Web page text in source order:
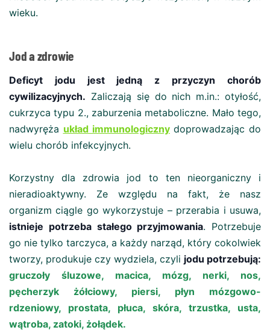
wieku.
Jod a zdrowie
Deficyt jodu jest jedną z przyczyn chorób
cywilizacyjnych. Zaliczają się do nich m.in.: otyłość,
cukrzyca typu 2., zaburzenia metaboliczne. Mało tego,
nadwyręża układ immunologicznydoprowadzając do
wielu chorób infekcyjnych.
Korzystny dla zdrowia jod to ten nieorganiczny i
nieradioaktywny. Ze względu na fakt, że nasz
organizm ciągle go wykorzystuje – przerabia i usuwa,
istnieje potrzeba stałego przyjmowania. Potrzebuje
go nie tylko tarczyca, a każdy narząd, który cokolwiek
tworzy, produkuje czy wydziela, czyli jodu potrzebują:
gruczoły śluzowe, macica, mózg, nerki, nos,
pęcherzyk żółciowy, piersi, płyn mózgowo-
rdzeniowy, prostata, płuca, skóra, trzustka, usta,
wątroba, zatoki, żołądek.